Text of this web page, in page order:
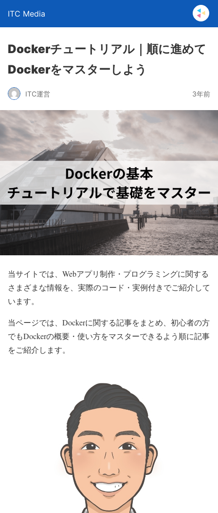
ITC Media
Dockerチュートリアル｜順に進めて
Dockerをマスターしよう
ITC運営 3年前
当サイトでは、Webアプリ制作・プログラミングに関する
さまざまな情報を、実際のコード・実例付きでご紹介して
います。
当ページでは、Dockerに関する記事をまとめ、初心者の方
でもDockerの概要・使い方をマスターできるよう順に記事
をご紹介します。